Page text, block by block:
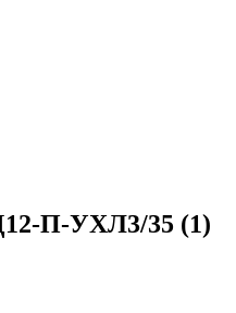
П-УХЛ3/35 (1)